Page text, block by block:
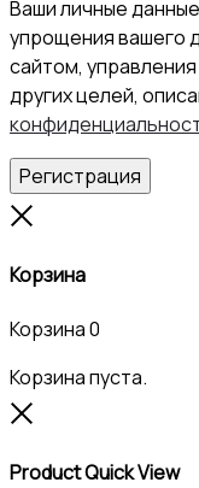
Ваши личные
упрощения вашего
сайтом,
других целей,
Регистрация
Корзина
Корзина0
Корзина пуста.
Product Quick View